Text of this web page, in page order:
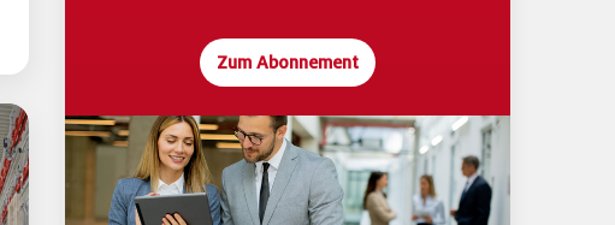
Zum Abonnement